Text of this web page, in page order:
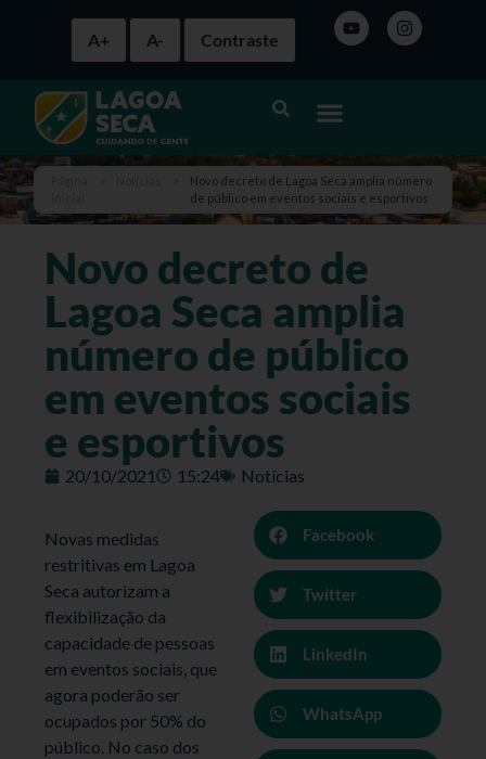
A+ A- Contraste
Novo decreto de Lagoa Seca amplia número
de público em eventos sociais e esportivos
Novo decreto de
Lagoa Seca amplia
número de público
em eventos sociais
e esportivos
20/10/2021 15:24 Notícias
Novas medidas
restritivas em Lagoa
Seca autorizam a
flexibilização da
capacidade de pessoas
em eventos sociais, que
agora poderão ser
ocupados por 50% do
público. No caso dos
Facebook
Twitter
LinkedIn
WhatsApp